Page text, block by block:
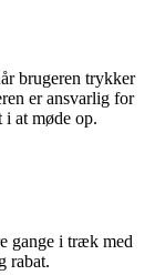
brugeren trykker
er ansvarlig for
at møde op.
gange i træk med
rabat.